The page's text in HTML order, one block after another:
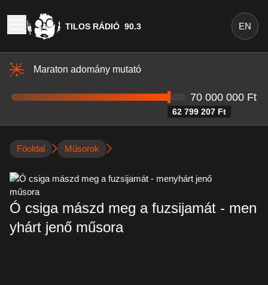
TILOS RÁDIÓ 90.3 EN
Maraton adomány mutató
62 799 207 Ft
70 000 000 Ft
Főoldal Műsorok
Ó csiga mászd meg a fuzsijamát - men
yhárt jenő műsora